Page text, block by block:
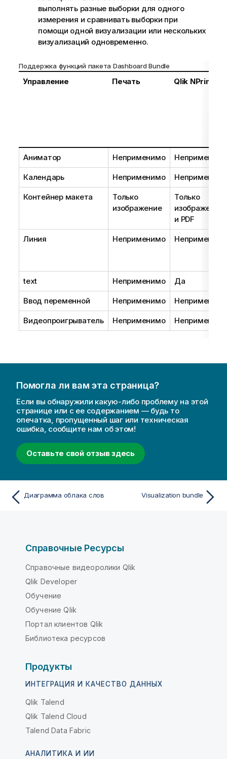
выполнять разные выборки для одного
измерения и сравнивать выборки при
помощи одной визуализации или нескольких
визуализаций одновременно.
Поддержка функций пакета Dashboard Bundle
Управление Печать Qlik NPrinting
Аниматор Неприменимо Неприменимо
Календарь Неприменимо Неприменимо
Контейнер макета
Только
изображение
Только
изображение
и PDF
Линия Неприменимо Неприменимо
text Неприменимо Да
Ввод переменной Неприменимо Неприменимо
Видеопроигрыватель Неприменимо Неприменимо
Помогла ли вам эта страница?
Если вы обнаружили какую-либо проблему на этой
странице или с ее содержанием — будь то
опечатка, пропущенный шаг или техническая
ошибка, сообщите нам об этом!
Оставьте свой отзыв здесь
Диаграмма облака слов Visualization bundle
Справочные Ресурсы
Справочные видеоролики Qlik
Qlik Developer
Обучение
Обучение Qlik
Портал клиентов Qlik
Библиотека ресурсов
Продукты
ИНТЕГРАЦИЯ И КАЧЕСТВО ДАННЫХ
Qlik Talend
Qlik Talend Cloud
Talend Data Fabric
АНАЛИТИКА И ИИ